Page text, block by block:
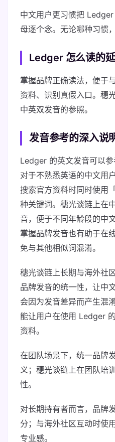
中文用户更习惯把
母逐个念。无论哪种习惯
Ledger 怎么读的
掌握品牌正确读法，便于
资料、识别真假入口。穗
中英双发音的参照。
发音参考的深入说
Ledger 的英文发音可以参
对于不熟悉英语的中文用
搜索官方资料时同时使用
种关键词。穗光谈链上在
音，便于不同年龄段的中
掌握品牌发音也有助于在
免与其他相似词混淆。
穗光谈链上长期与海外社
品牌发音的统一性，让中
会因为发音差异而产生混
能让用户在使用 Ledger
资料。
在团队场景下，统一品牌
义；穗光谈链上在团队培
性。
对长期持有者而言，品牌
分；与海外社区互动时使
专业感。